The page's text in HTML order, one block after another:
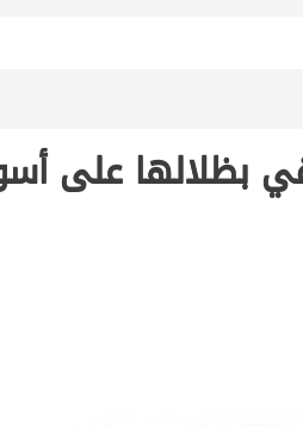
بظلالها على